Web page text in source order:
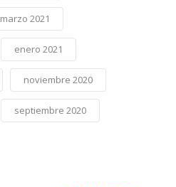
marzo 2021
enero 2021
noviembre 2020
septiembre 2020